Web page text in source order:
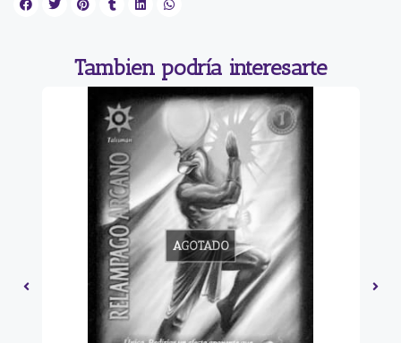
Tambien podría interesarte
AGOTADO